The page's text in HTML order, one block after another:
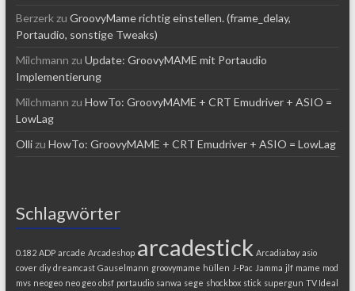
Berzerkzu GroovyMame richtig einstellen. (frame_delay,
Portaudio, sonstige Tweaks)
Milchmann zu Update: GroovyMAME mit Portaudio
Implementierung
Milchmann zu HowTo: GroovyMAME + CRT Emudriver + ASIO =
LowLag
Ollizu HowTo: GroovyMAME + CRT Emudriver + ASIO = LowLag
Schlagwörter
0.182 ADP arcade Arcadeshop arcadestick Arcadiabay asio
cover diy dreamcast Gauselmann groovymame hüllen J-Pac Jamma jlf mame mod
mvs neogeo neo geo obsf portaudio sanwa sege shockbox stick supergun TV Ideal